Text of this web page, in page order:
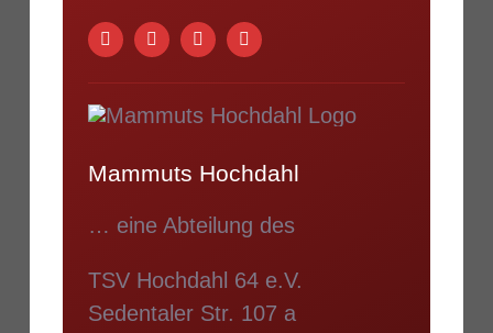
Mammuts Hochdahl
… eine Abteilung des
TSV Hochdahl 64 e.V.
Sedentaler Str. 107 a